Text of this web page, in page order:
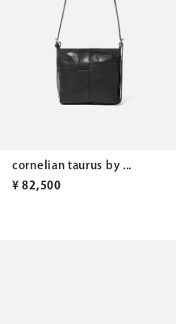
cornelian taurus by ...
¥ 82,500